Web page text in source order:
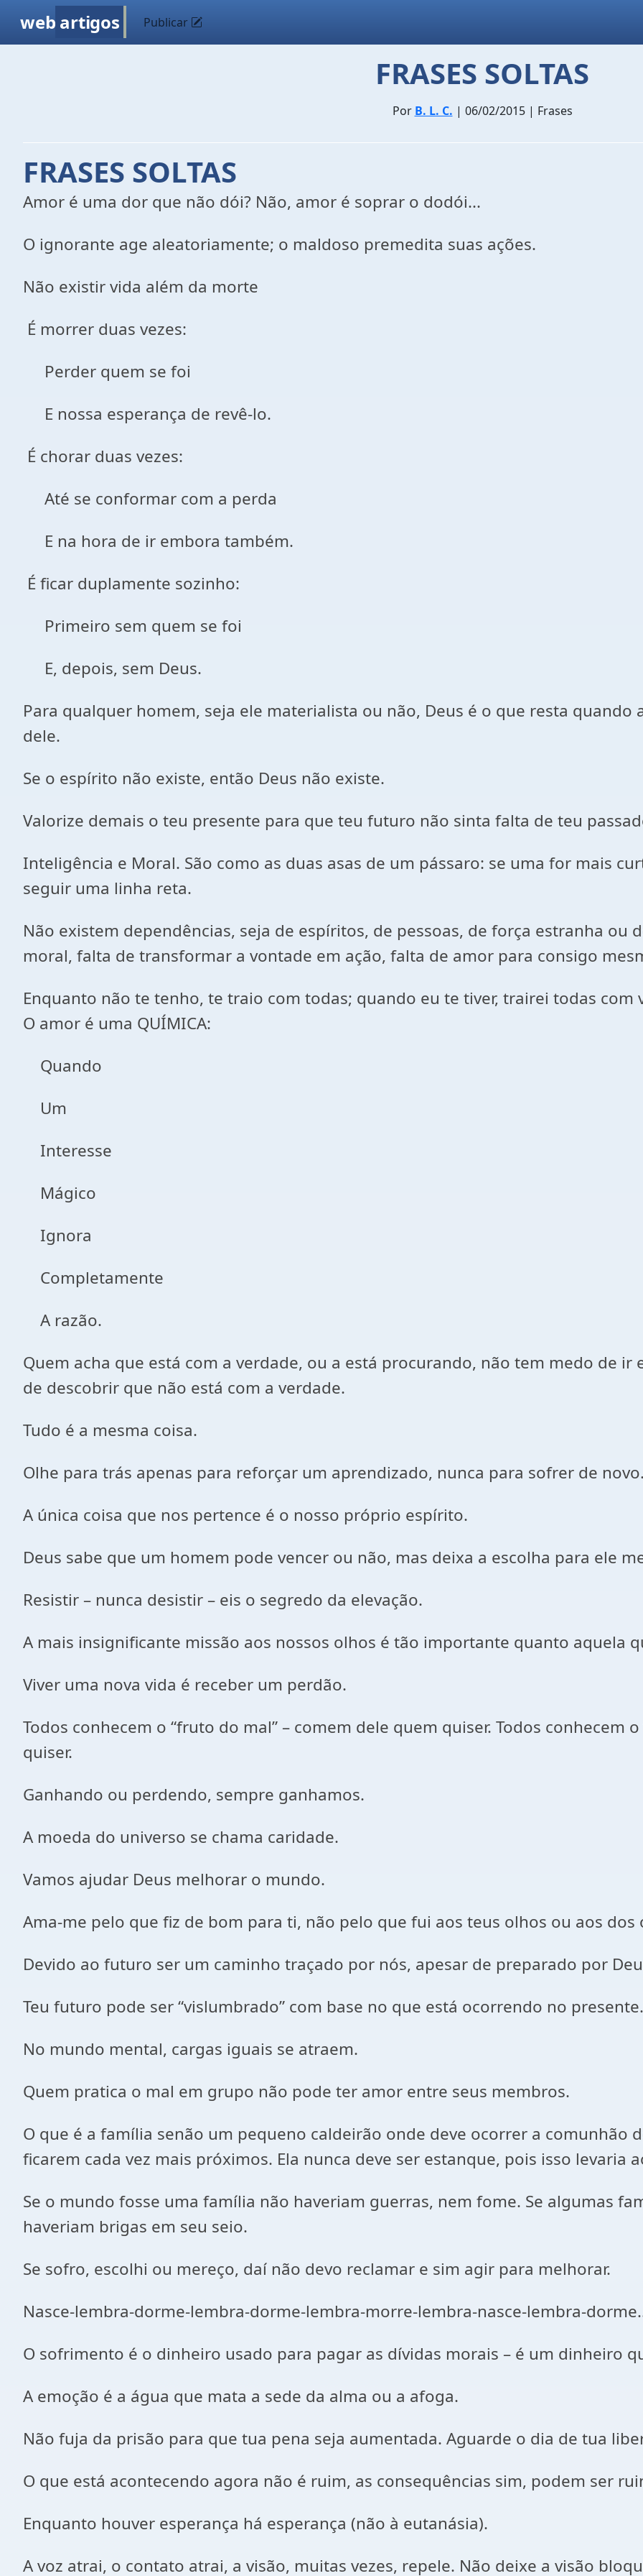
web artigos Publicar
FRASES SOLTAS
Por B. L. C. | 06/02/2015 | Frases
FRASES SOLTAS
Amor é uma dor que não dói? Não, amor é soprar o dodói...
O ignorante age aleatoriamente; o maldoso premedita suas ações.
Não existir vida além da morte
É morrer duas vezes:
Perder quem se foi
E nossa esperança de revê-lo.
É chorar duas vezes:
Até se conformar com a perda
E na hora de ir embora também.
É ficar duplamente sozinho:
Primeiro sem quem se foi
E, depois, sem Deus.
Para qualquer homem, seja ele materialista ou não, Deus é o que resta
dele.
Se o espírito não existe, então Deus não existe.
Valorize demais o teu presente para que teu futuro não sinta falta de teu
Inteligência e Moral. São como as duas asas de um pássaro: se uma for mais
seguir uma linha reta.
Não existem dependências, seja de espíritos, de pessoas, de força estranha ou
moral, falta de transformar a vontade em ação, falta de amor para consigo
Enquanto não te tenho, te traio com todas; quando eu te tiver, trairei todas com
O amor é uma QUÍMICA:
Quando
Um
Interesse
Mágico
Ignora
Completamente
A razão.
Quem acha que está com a verdade, ou a está procurando, não tem medo de ir
de descobrir que não está com a verdade.
Tudo é a mesma coisa.
Olhe para trás apenas para reforçar um aprendizado, nunca para sofrer de novo.
A única coisa que nos pertence é o nosso próprio espírito.
Deus sabe que um homem pode vencer ou não, mas deixa a escolha para ele
Resistir – nunca desistir – eis o segredo da elevação.
A mais insignificante missão aos nossos olhos é tão importante quanto aquela
Viver uma nova vida é receber um perdão.
Todos conhecem o “fruto do mal” – comem dele quem quiser. Todos conhecem
quiser.
Ganhando ou perdendo, sempre ganhamos.
A moeda do universo se chama caridade.
Vamos ajudar Deus melhorar o mundo.
Ama-me pelo que fiz de bom para ti, não pelo que fui aos teus olhos ou aos dos
Devido ao futuro ser um caminho traçado por nós, apesar de preparado por
Teu futuro pode ser “vislumbrado” com base no que está ocorrendo no presente.
No mundo mental, cargas iguais se atraem.
Quem pratica o mal em grupo não pode ter amor entre seus membros.
O que é a família senão um pequeno caldeirão onde deve ocorrer a comunhão
ficarem cada vez mais próximos. Ela nunca deve ser estanque, pois isso levaria
Se o mundo fosse uma família não haveriam guerras, nem fome. Se algumas
haveriam brigas em seu seio.
Se sofro, escolhi ou mereço, daí não devo reclamar e sim agir para melhorar.
Nasce-lembra-dorme-lembra-dorme-lembra-morre-lembra-nasce-lembra-
O sofrimento é o dinheiro usado para pagar as dívidas morais – é um dinheiro
A emoção é a água que mata a sede da alma ou a afoga.
Não fuja da prisão para que tua pena seja aumentada. Aguarde o dia de tua
O que está acontecendo agora não é ruim, as consequências sim, podem ser
Enquanto houver esperança há esperança (não à eutanásia).
A voz atrai, o contato atrai, a visão, muitas vezes, repele. Não deixe a visão